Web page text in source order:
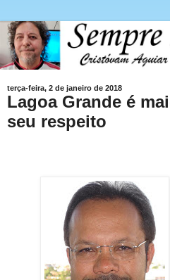
terça-feira, 2 de janeiro de 2018
Lagoa Grande é
seu respeito